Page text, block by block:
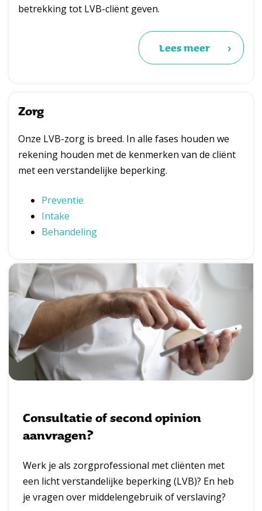
betrekking tot LVB-cliënt geven.
Lees meer
Zorg
Onze LVB-zorg is breed. In alle fases houden we
rekening houden met de kenmerken van de cliënt
met een verstandelijke beperking.
Preventie
Intake
Behandeling
Consultatie of second opinion
aanvragen?
Werk je als zorgprofessional met cliënten met
een licht verstandelijke beperking (LVB)? En heb
je vragen over middelengebruik of verslaving?